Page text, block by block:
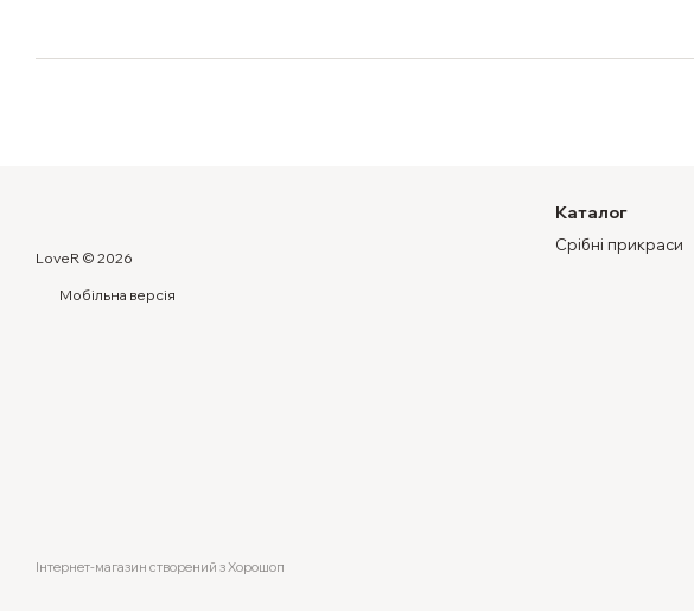
LoveR © 2026
Мобільна версія
Інтернет-магазин створений з Хорошоп
Каталог
Срібні прикраси